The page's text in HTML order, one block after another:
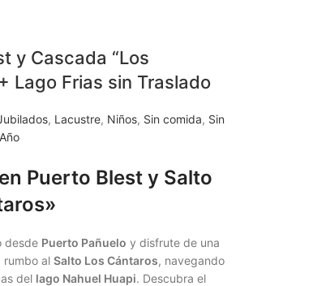
y Cascada “Los
Lago Frias sin Traslado
, Lacustre, Niños, Sin comida, Sin
Puerto Blest y Salto
desde Puerto Pañuelo y disfrute de una
rumbo al Salto Los Cántaros, navegando
del lago Nahuel Huapi. Descubra el